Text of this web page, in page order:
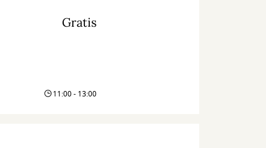
Gratis
11:00 - 13:00